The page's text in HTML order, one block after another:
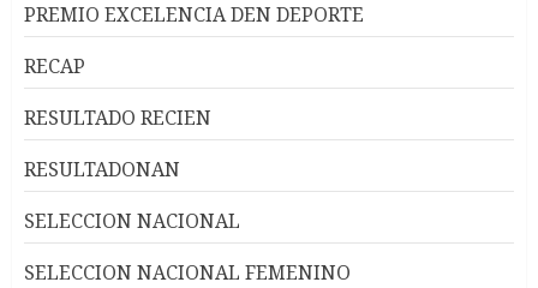
PREMIO EXCELENCIA DEN DEPORTE
RECAP
RESULTADO RECIEN
RESULTADONAN
SELECCION NACIONAL
SELECCION NACIONAL FEMENINO